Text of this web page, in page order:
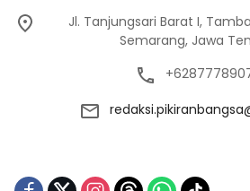
Jl. Tanjungsari Barat I,
Semarang, Jawa